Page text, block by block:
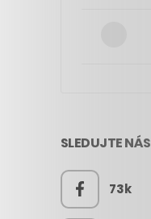
SLEDUJTE NÁS
73k